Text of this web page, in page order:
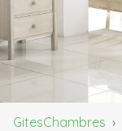
GitesChambres